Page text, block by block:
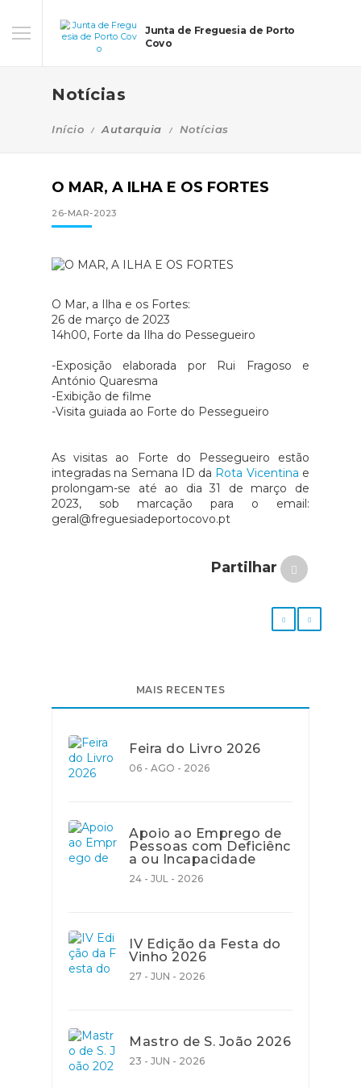
Junta de Freguesia de Porto
Covo
Notícias
Início Autarquia Notícias
O MAR, A ILHA E OS FORTES
26-MAR-2023
O Mar, a Ilha e os Fortes:
26 de março de 2023
14h00, Forte da Ilha do Pessegueiro
-Exposição elaborada por Rui Fragoso e
António Quaresma
-Exibição de filme
-Visita guiada ao Forte do Pessegueiro
As visitas ao Forte do Pessegueiro estão
integradas na Semana ID da Rota Vicentina e
prolongam-se até ao dia 31 de março de
2023, sob marcação para o email:
geral@freguesiadeportocovo.pt
Partilhar
MAIS RECENTES
Feira do Livro 2026
06 - AGO - 2026
Apoio ao Emprego de
Pessoas com Deficiênc
a ou Incapacidade
24 - JUL - 2026
IV Edição da Festa do
Vinho 2026
27 - JUN - 2026
Mastro de S. João 2026
23 - JUN - 2026